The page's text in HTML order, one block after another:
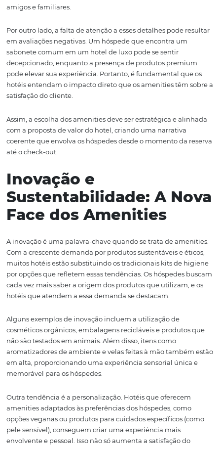
oferece produtos de qualidade, isso não apenas
detalhes por parte da equipe. Hóspedes que se sentem
tratados tendem a deixar avaliações mais altas e a
futuras visitas.
Além disso, a presença de amenities cuidadosamente
selecionados pode ser um diferencial competitivo.
apenas agradam os hóspedes, mas também promovem
cultura e a economia local. Isso cria uma conexão
aumentando a chance de os hóspedes recomendarem
Por outro lado, a falta de atenção a esses detalhes pode
em avaliações negativas. Um hóspede que encontra um
sabonete comum em um hotel de luxo pode se sentir
pode elevar sua experiência. Portanto, é fundamental
hotéis entendam o impacto direto que os amenities
satisfação do cliente.
Assim, a escolha dos amenities deve ser estratégica e
coerente que envolva os hóspedes desde o momento
até o check-out.
Inovação e
Face dos Amenities
A inovação é uma palavra-chave quando se trata de